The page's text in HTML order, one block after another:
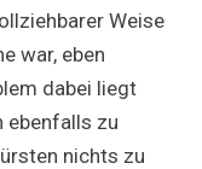
Weise
war, eben
dabei liegt
ebenfalls zu
nichts zu